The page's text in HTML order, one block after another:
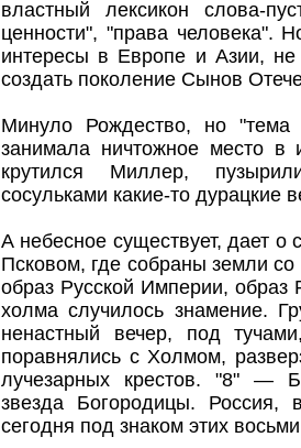
властный лексикон слова-
ценности", "права человека".
интересы в Европе и Азии, не
создать поколение Сынов
Минуло Рождество, но "тема
занимала ничтожное место в
крутился Миллер,
сосульками какие-то дурацкие
А небесное существует, дает
Псковом, где собраны земли
образ Русской Империи, образ
холма случилось знамение.
ненастный вечер, под
поравнялись с Холмом,
лучезарных крестов. "8" —
звезда Богородицы. Россия,
сегодня под знаком этих